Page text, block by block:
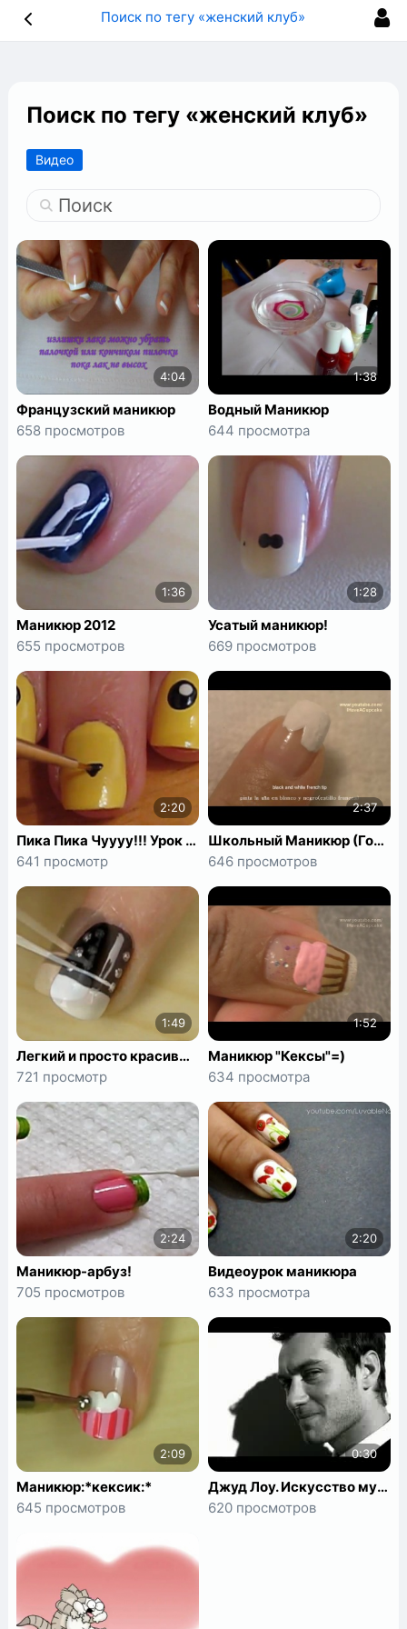
Поиск по тегу «женский клуб»
Поиск по тегу «женский клуб»
Видео
Поиск
4:04
Французский маникюр
658 просмотров
1:38
Водный Маникюр
644 просмотра
1:36
Маникюр 2012
655 просмотров
1:28
Усатый маникюр!
669 просмотров
2:20
Пика Пика Чуууу!!! Урок по маникюру
641 просмотр
2:37
Школьный Маникюр (Готический Стиль)
646 просмотров
1:49
Легкий и просто красивый маникюр в домашних условиях
721 просмотр
1:52
Маникюр "Кексы"=)
634 просмотра
2:24
Маникюр-арбуз!
705 просмотров
2:20
Видеоурок маникюра
633 просмотра
2:09
Маникюр:*кексик:*
645 просмотров
0:30
Джуд Лоу. Искусство мужского позирования
620 просмотров